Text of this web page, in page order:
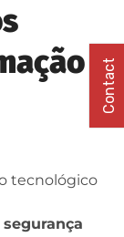
tecnológico
Contact